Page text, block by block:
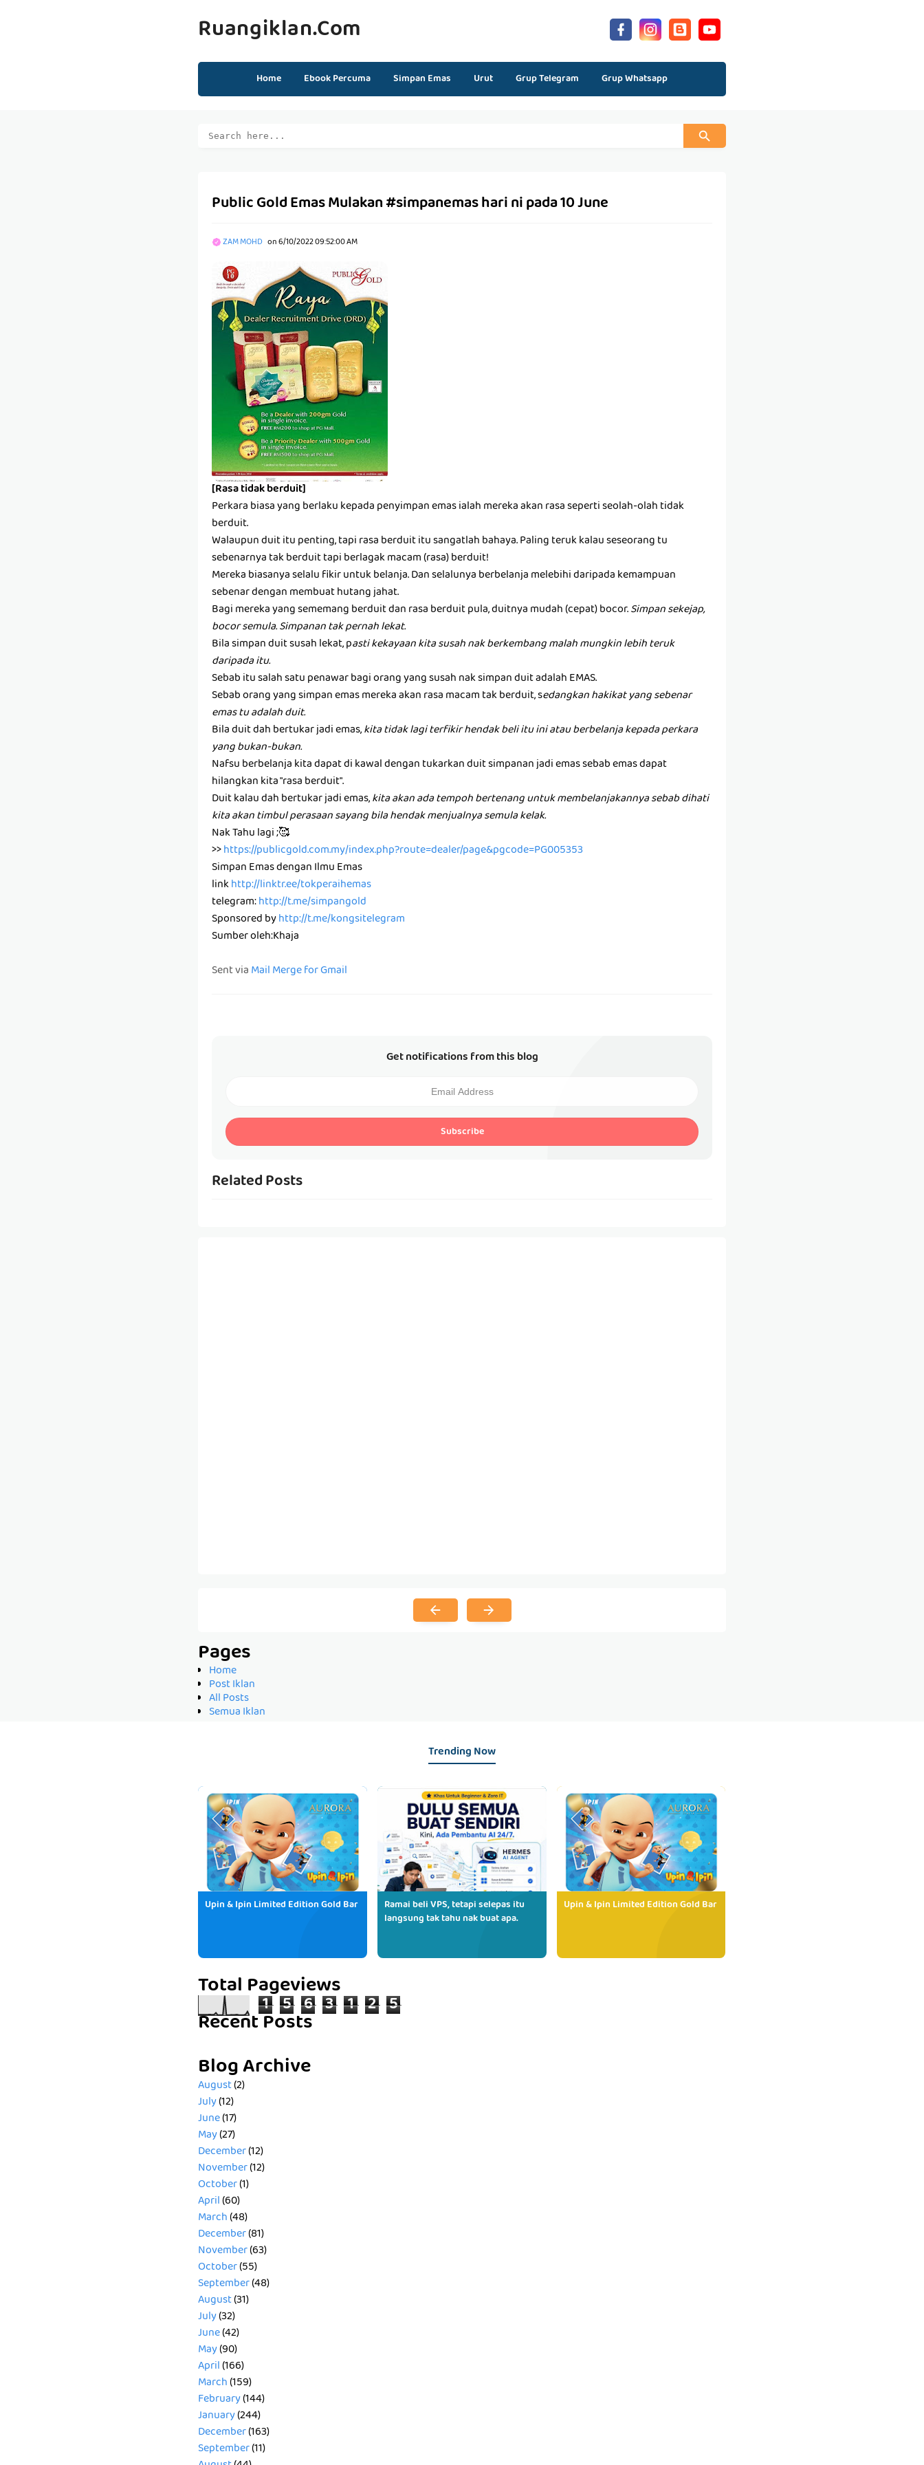
Ruangiklan.com
Home Ebook Percuma Simpan Emas Urut Grup Telegram Grup Whatsapp
Public Gold Emas Mulakan #simpanemas hari ni pada 10 June
ZAM MOHD on6/10/2022 09:52:00 AM
[Rasa tidak berduit]
Perkara biasa yang berlaku kepada penyimpan emas ialah mereka akan rasa seperti seolah-olah tidak
berduit.
Walaupun duit itu penting, tapi rasa berduit itu sangatlah bahaya. Paling teruk kalau seseorang tu
sebenarnya tak berduit tapi berlagak macam (rasa) berduit!
Mereka biasanya selalu fikir untuk belanja. Dan selalunya berbelanja melebihi daripada kemampuan
sebenar dengan membuat hutang jahat.
Bagi mereka yang sememang berduit dan rasa berduit pula, duitnya mudah (cepat) bocor.Simpan sekejap,
bocor semula. Simpanan tak pernah lekat.
Bila simpan duit susah lekat, pasti kekayaan kita susah nak berkembang malah mungkin lebih teruk
daripada itu.
Sebab itu salah satu penawar bagi orang yang susah nak simpan duit adalah EMAS.
Sebab orang yang simpan emas mereka akan rasa macam tak berduit, sedangkan hakikat yang sebenar
emas tu adalah duit.
Bila duit dah bertukar jadi emas,kita tidak lagi terfikir hendak beli itu ini atau berbelanja kepada perkara
yang bukan-bukan.
Nafsu berbelanja kita dapat di kawal dengan tukarkan duit simpanan jadi emas sebab emas dapat
hilangkan kita "rasa berduit".
Duit kalau dah bertukar jadi emas,kita akan ada tempoh bertenang untuk membelanjakannya sebab dihati
kita akan timbul perasaan sayang bila hendak menjualnya semula kelak.
Nak Tahu lagi ;🥰
>>https://publicgold.com.my/index.php?route=dealer/page&pgcode=PG005353
Simpan Emas dengan Ilmu Emas
linkhttp://linktr.ee/tokperaihemas
telegram:http://t.me/simpangold
Sponsored byhttp://t.me/kongsitelegram
Sumber oleh:Khaja
Sent viaMail Merge for Gmail
Get notifications from this blog
Subscribe
Related Posts
Pages
Home
Post Iklan
All Posts
Semua Iklan
Trending Now
Upin & Ipin Limited Edition Gold Bar
Ramai beli VPS, tetapi selepas itu
langsung tak tahu nak buat apa.
Upin & Ipin Limited Edition Gold Bar
Total Pageviews
1 5 6 3 1 2 5
Recent Posts
Blog Archive
August(2)
July(12)
June(17)
May(27)
December(12)
November(12)
October(1)
April(60)
March(48)
December(81)
November(63)
October(55)
September(48)
August(31)
July(32)
June(42)
May(90)
April(166)
March(159)
February(144)
January(244)
December(163)
September(11)